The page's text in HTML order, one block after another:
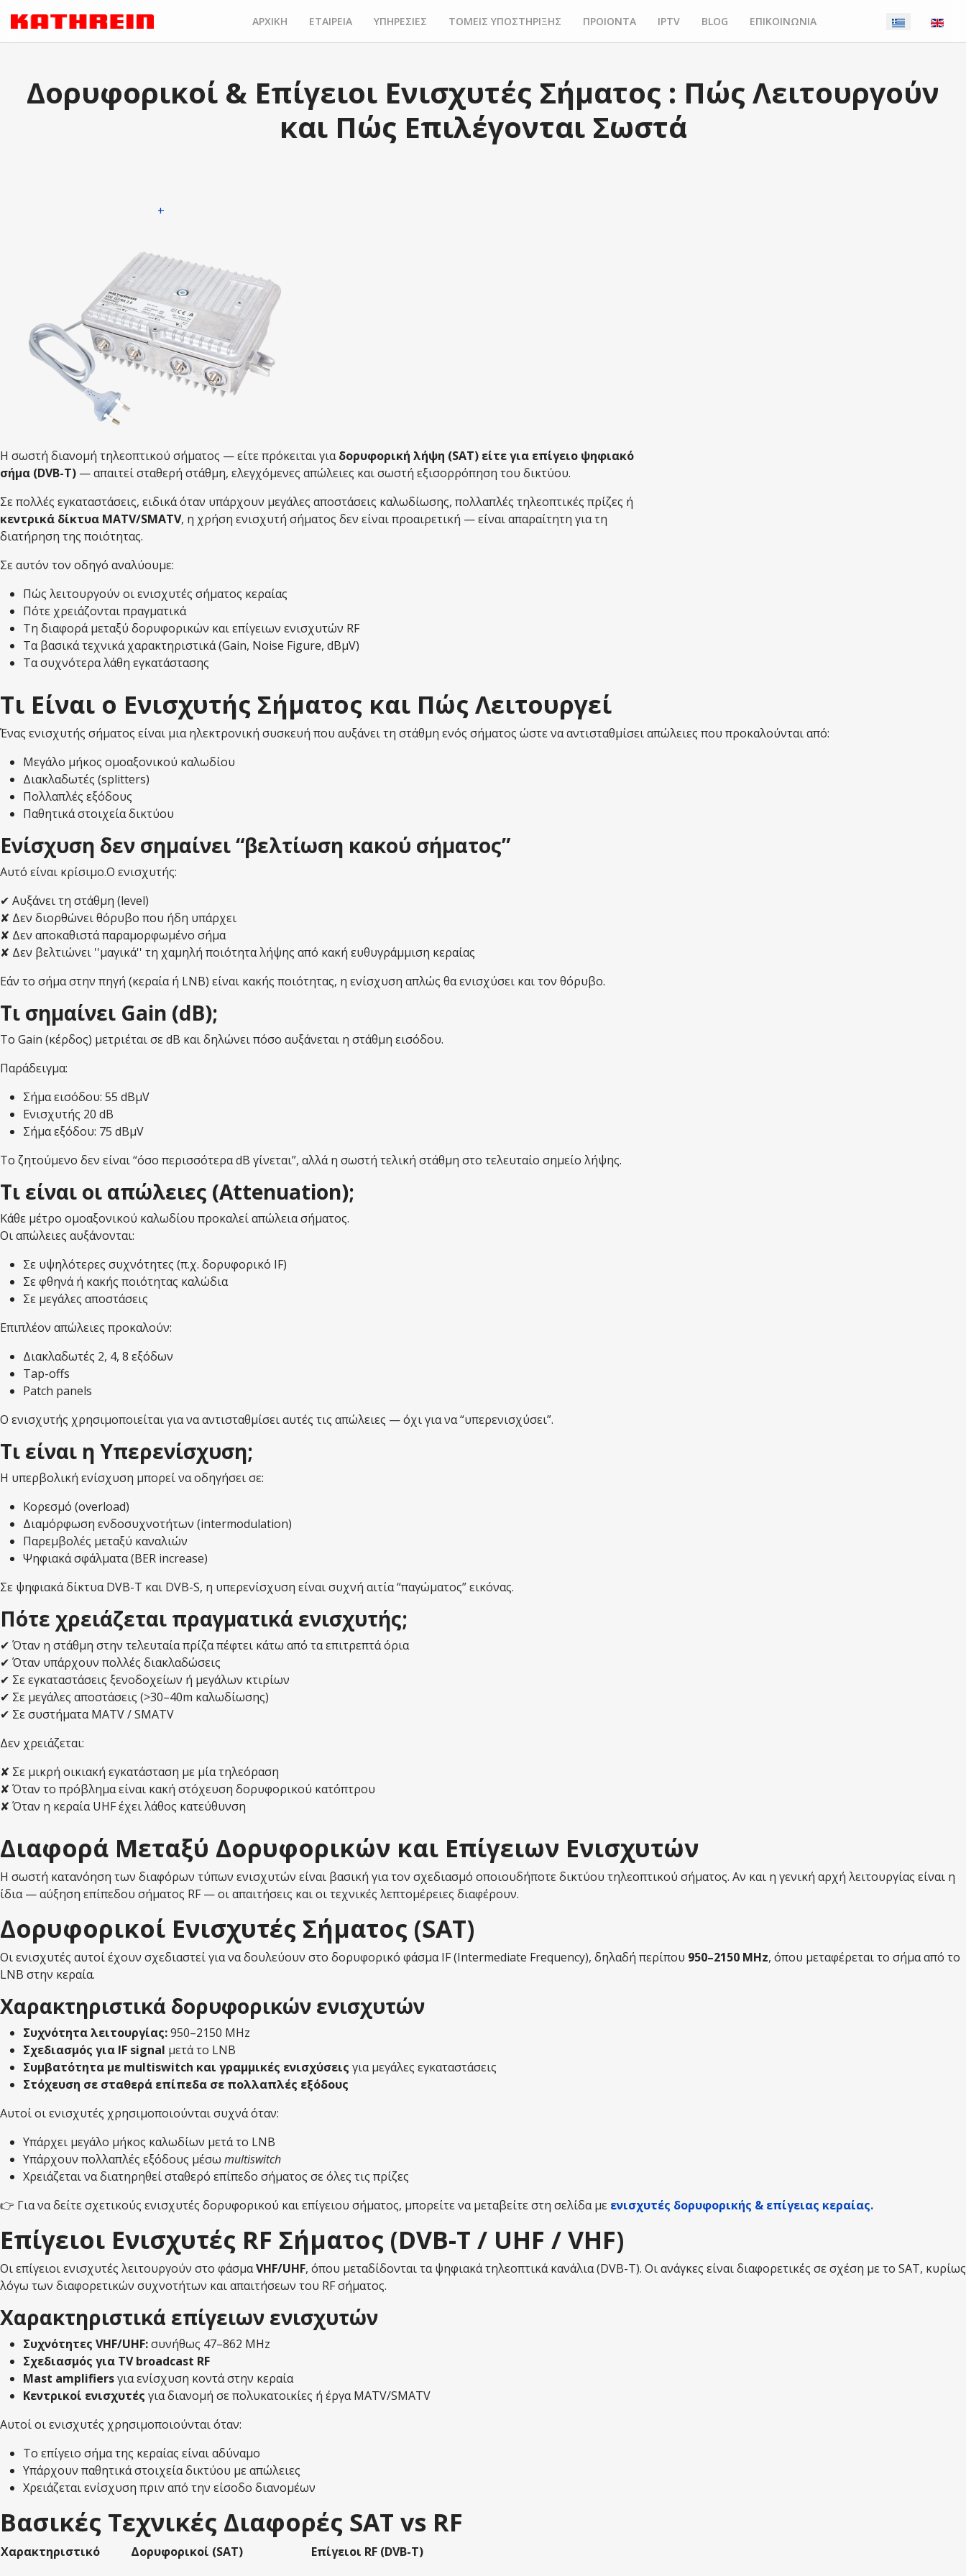
ΑΡΧΙΚΗ ΕΤΑΙΡΕΙΑ ΥΠΗΡΕΣΙΕΣ ΤΟΜΕΙΣ ΥΠΟΣΤΗΡΙΞΗΣ ΠΡΟΙΟΝΤΑ IPTV BLOG ΕΠΙΚΟΙΝΩΝΙΑ
Δορυφορικοί & Επίγειοι Ενισχυτές Σήματος : Πώς Λειτουργούν
και Πώς Επιλέγονται Σωστά
+
Η σωστή διανομή τηλεοπτικού σήματος — είτε πρόκειται γιαδορυφορική λήψη (SAT) είτε για επίγειο ψηφιακό
σήμα (DVB-T) — απαιτεί σταθερή στάθμη, ελεγχόμενες απώλειες και σωστή εξισορρόπηση του δικτύου.
Σε πολλές εγκαταστάσεις, ειδικά όταν υπάρχουν μεγάλες αποστάσεις καλωδίωσης, πολλαπλές τηλεοπτικές πρίζες ή
κεντρικά δίκτυα MATV/SMATV, η χρήση ενισχυτή σήματος δεν είναι προαιρετική — είναι απαραίτητη για τη
διατήρηση της ποιότητας.
Σε αυτόν τον οδηγό αναλύουμε:
Πώς λειτουργούν οι ενισχυτές σήματος κεραίας
Πότε χρειάζονται πραγματικά
Τη διαφορά μεταξύ δορυφορικών και επίγειων ενισχυτών RF
Τα βασικά τεχνικά χαρακτηριστικά (Gain, Noise Figure, dBμV)
Τα συχνότερα λάθη εγκατάστασης
Τι Είναι ο Ενισχυτής Σήματος και Πώς Λειτουργεί
Ένας ενισχυτής σήματος είναι μια ηλεκτρονική συσκευή που αυξάνει τη στάθμη ενός σήματος ώστε να αντισταθμίσει απώλειες που προκαλούνται από:
Μεγάλο μήκος ομοαξονικού καλωδίου
Διακλαδωτές (splitters)
Πολλαπλές εξόδους
Παθητικά στοιχεία δικτύου
Ενίσχυση δεν σημαίνει “βελτίωση κακού σήματος”
Αυτό είναι κρίσιμο.Ο ενισχυτής:
✔ Αυξάνει τη στάθμη (level)
✘ Δεν διορθώνει θόρυβο που ήδη υπάρχει
✘ Δεν αποκαθιστά παραμορφωμένο σήμα
✘ Δεν βελτιώνει ''μαγικά'' τη χαμηλή ποιότητα λήψης από κακή ευθυγράμμιση κεραίας
Εάν το σήμα στην πηγή (κεραία ή LNB) είναι κακής ποιότητας, η ενίσχυση απλώς θα ενισχύσει και τον θόρυβο.
Τι σημαίνει Gain (dB);
Το Gain (κέρδος) μετριέται σε dB και δηλώνει πόσο αυξάνεται η στάθμη εισόδου.
Παράδειγμα:
Σήμα εισόδου: 55 dBμV
Ενισχυτής 20 dB
Σήμα εξόδου: 75 dBμV
Το ζητούμενο δεν είναι “όσο περισσότερα dB γίνεται”, αλλά η σωστή τελική στάθμη στο τελευταίο σημείο λήψης.
Τι είναι οι απώλειες (Attenuation);
Κάθε μέτρο ομοαξονικού καλωδίου προκαλεί απώλεια σήματος.
Οι απώλειες αυξάνονται:
Σε υψηλότερες συχνότητες (π.χ. δορυφορικό IF)
Σε φθηνά ή κακής ποιότητας καλώδια
Σε μεγάλες αποστάσεις
Επιπλέον απώλειες προκαλούν:
Διακλαδωτές 2, 4, 8 εξόδων
Tap-offs
Patch panels
Ο ενισχυτής χρησιμοποιείται για να αντισταθμίσει αυτές τις απώλειες — όχι για να “υπερενισχύσει”.
Τι είναι η Υπερενίσχυση;
Η υπερβολική ενίσχυση μπορεί να οδηγήσει σε:
Κορεσμό (overload)
Διαμόρφωση ενδοσυχνοτήτων (intermodulation)
Παρεμβολές μεταξύ καναλιών
Ψηφιακά σφάλματα (BER increase)
Σε ψηφιακά δίκτυα DVB-T και DVB-S, η υπερενίσχυση είναι συχνή αιτία “παγώματος” εικόνας.
Πότε χρειάζεται πραγματικά ενισχυτής;
✔ Όταν η στάθμη στην τελευταία πρίζα πέφτει κάτω από τα επιτρεπτά όρια
✔ Όταν υπάρχουν πολλές διακλαδώσεις
✔ Σε εγκαταστάσεις ξενοδοχείων ή μεγάλων κτιρίων
✔ Σε μεγάλες αποστάσεις (>30–40m καλωδίωσης)
✔ Σε συστήματα MATV / SMATV
Δεν χρειάζεται:
✘ Σε μικρή οικιακή εγκατάσταση με μία τηλεόραση
✘ Όταν το πρόβλημα είναι κακή στόχευση δορυφορικού κατόπτρου
✘ Όταν η κεραία UHF έχει λάθος κατεύθυνση
Διαφορά Μεταξύ Δορυφορικών και Επίγειων Ενισχυτών
Η σωστή κατανόηση των διαφόρων τύπων ενισχυτών είναι βασική για τον σχεδιασμό οποιουδήποτε δικτύου τηλεοπτικού σήματος. Αν και η γενική αρχή λειτουργίας είναι η
ίδια — αύξηση επίπεδου σήματος RF — οι απαιτήσεις και οι τεχνικές λεπτομέρειες διαφέρουν.
Δορυφορικοί Ενισχυτές Σήματος (SAT)
Οι ενισχυτές αυτοί έχουν σχεδιαστεί για να δουλεύουν στο δορυφορικό φάσμα IF (Intermediate Frequency), δηλαδή περίπου 950–2150 MHz, όπου μεταφέρεται το σήμα από το
LNB στην κεραία.
Χαρακτηριστικά δορυφορικών ενισχυτών
Συχνότητα λειτουργίας:950–2150 MHz
Σχεδιασμός για IF signal μετά το LNB
Συμβατότητα με multiswitch και γραμμικές ενισχύσεις για μεγάλες εγκαταστάσεις
Στόχευση σε σταθερά επίπεδα σε πολλαπλές εξόδους
Αυτοί οι ενισχυτές χρησιμοποιούνται συχνά όταν:
Υπάρχει μεγάλο μήκος καλωδίων μετά το LNB
Υπάρχουν πολλαπλές εξόδους μέσω multiswitch
Χρειάζεται να διατηρηθεί σταθερό επίπεδο σήματος σε όλες τις πρίζες
👉 Για να δείτε σχετικούς ενισχυτές δορυφορικού και επίγειου σήματος, μπορείτε να μεταβείτε στη σελίδα με ενισχυτές δορυφορικής & επίγειας κεραίας.
Επίγειοι Ενισχυτές RF Σήματος (DVB-T / UHF / VHF)
Οι επίγειοι ενισχυτές λειτουργούν στο φάσμαVHF/UHF, όπου μεταδίδονται τα ψηφιακά τηλεοπτικά κανάλια (DVB-T). Οι ανάγκες είναι διαφορετικές σε σχέση με το SAT, κυρίως
λόγω των διαφορετικών συχνοτήτων και απαιτήσεων του RF σήματος.
Χαρακτηριστικά επίγειων ενισχυτών
Συχνότητες VHF/UHF:συνήθως 47–862 MHz
Σχεδιασμός για TV broadcast RF
Mast amplifiersγια ενίσχυση κοντά στην κεραία
Κεντρικοί ενισχυτές για διανομή σε πολυκατοικίες ή έργα MATV/SMATV
Αυτοί οι ενισχυτές χρησιμοποιούνται όταν:
Το επίγειο σήμα της κεραίας είναι αδύναμο
Υπάρχουν παθητικά στοιχεία δικτύου με απώλειες
Χρειάζεται ενίσχυση πριν από την είσοδο διανομέων
Βασικές Τεχνικές Διαφορές SAT vs RF
Χαρακτηριστικό Δορυφορικοί (SAT)
Επίγειοι RF (DVB-T)